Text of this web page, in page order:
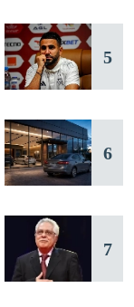
5
6
7